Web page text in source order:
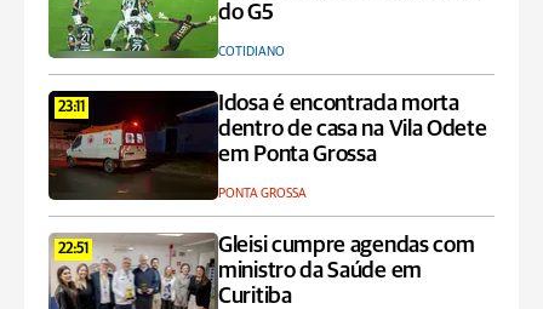
do G5
COTIDIANO
23:11
Idosa é encontrada morta
dentro de casa na Vila Odete
em Ponta Grossa
PONTA GROSSA
22:51
Gleisi cumpre agendas com
ministro da Saúde em
Curitiba